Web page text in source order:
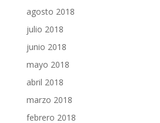
agosto 2018
julio 2018
junio 2018
mayo 2018
abril 2018
marzo 2018
febrero 2018